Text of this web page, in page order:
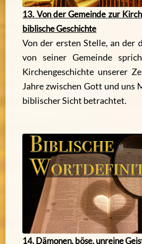
13. Von der Gemeinde zur
biblische Geschichte
Von der ersten Stelle, an der
von seiner Gemeinde
Kirchengeschichte unserer
Jahre zwischen Gott und uns
biblischer Sicht betrachtet.
14. Dämonen, böse, unreine